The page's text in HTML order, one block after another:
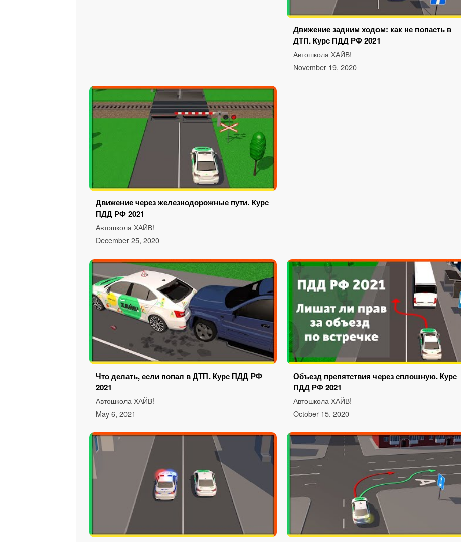
Движение задним ходом: как не попасть в
ДТП. Курс ПДД РФ 2021
Автошкола ХАЙВ!
November 19, 2020
Движение через железнодорожные пути. Курс
ПДД РФ 2021
Автошкола ХАЙВ!
December 25, 2020
Что делать, если попал в ДТП. Курс ПДД РФ
2021
Автошкола ХАЙВ!
May 6, 2021
Объезд препятствия через сплошную. Курс
ПДД РФ 2021
Автошкола ХАЙВ!
October 15, 2020